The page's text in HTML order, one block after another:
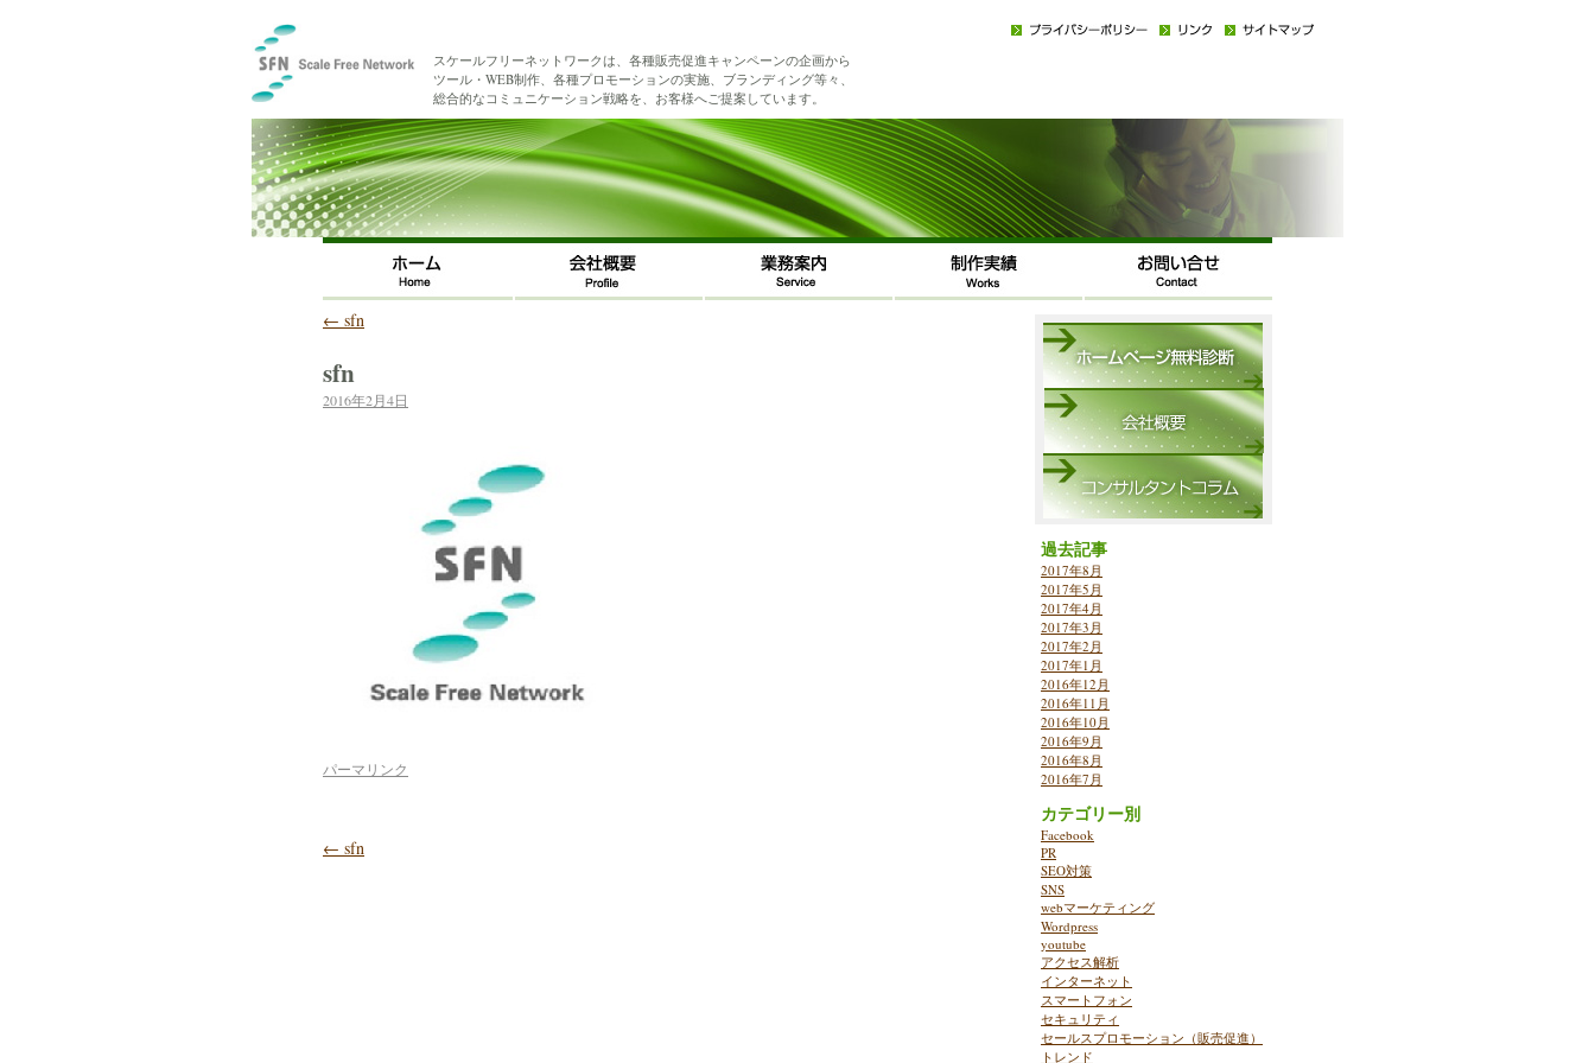
スケールフリーネットワークは、各種販売促進キャンペーンの企画から
ツール・WEB制作、各種プロモーションの実施、ブランディング等々、
総合的なコミュニケーション戦略を、お客様へご提案しています。
過去記事
2017年8月
2017年5月
2017年4月
2017年3月
2017年2月
2017年1月
2016年12月
2016年11月
2016年10月
2016年9月
2016年8月
2016年7月
カテゴリー別
Facebook
PR
SEO対策
SNS
webマーケティング
Wordpress
youtube
アクセス解析
インターネット
スマートフォン
セキュリティ
セールスプロモーション（販売促進）
トレンド
← sfn
sfn
2016年2月4日
パーマリンク
← sfn